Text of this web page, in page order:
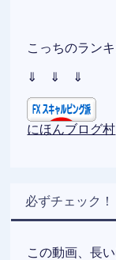
こっちのラン
⇓ ⇓ ⇓
にほんブログ村
必ずチェック
この動画、長